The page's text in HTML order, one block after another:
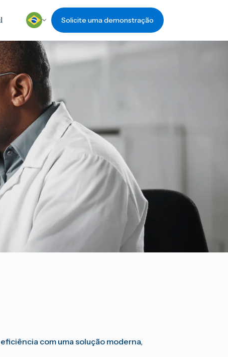
Solicite uma demonstração
com uma solução moderna,